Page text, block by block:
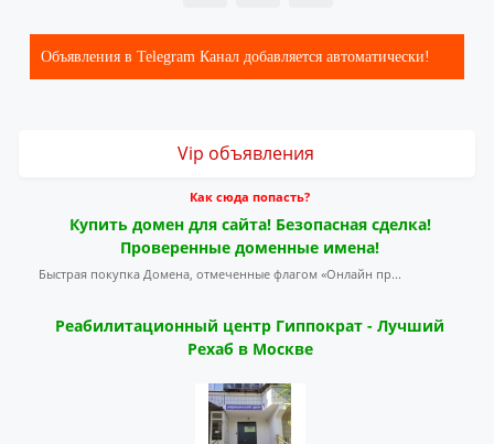
Объявления в Telegram Канал добавляется автоматически!
Vip объявления
Как сюда попасть?
Купить домен для сайта! Безопасная сделка!
Проверенные доменные имена!
Быстрая покупка Домена, отмеченные флагом «Онлайн пр...
Реабилитационный центр Гиппократ - Лучший
Рехаб в Москве